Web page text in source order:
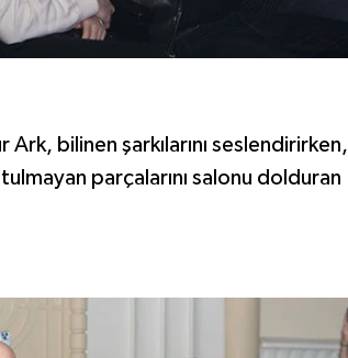
Ark, bilinen şarkılarını seslendirirken,
parçalarını salonu dolduran